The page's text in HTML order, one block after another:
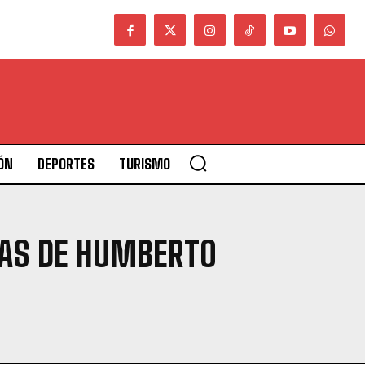
DEPORTES TURISMO
DE HUMBERTO